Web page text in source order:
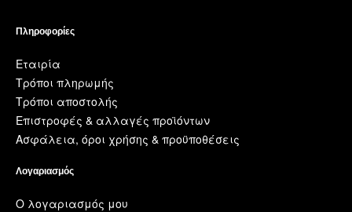
Πληροφορίες
Εταιρία
Τρόποι πληρωμής
Τρόποι αποστολής
Επιστροφές & αλλαγές προϊόντων
Ασφάλεια, όροι χρήσης & προϋποθέσεις
Λογαριασμός
Ο λογαριασμός μου